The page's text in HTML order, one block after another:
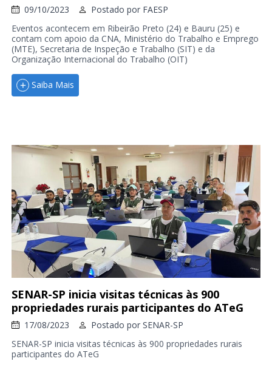
09/10/2023 Postado por FAESP
Eventos acontecem em Ribeirão Preto (24) e Bauru (25) e
contam com apoio da CNA, Ministério do Trabalho e Emprego
(MTE), Secretaria de Inspeção e Trabalho (SIT) e da
Organização Internacional do Trabalho (OIT)
Saiba Mais
SENAR-SP inicia visitas técnicas às 900
propriedades rurais participantes do ATeG
17/08/2023 Postado por SENAR-SP
SENAR-SP inicia visitas técnicas às 900 propriedades rurais
participantes do ATeG